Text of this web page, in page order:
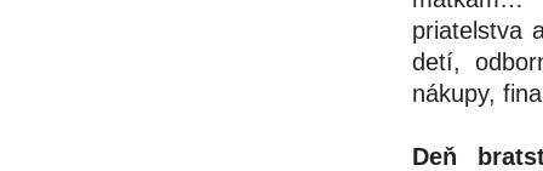
priatelstva
detí,
nákupy,
Deň